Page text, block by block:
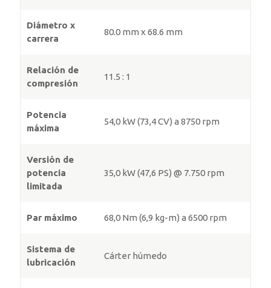
Diámetro x
carrera
80.0 mm x 68.6 mm
Relación de
compresión
11.5 : 1
Potencia
máxima
54,0 kW (73,4 CV) a 8750 rpm
Versión de
potencia
limitada
35,0 kW (47,6 PS) @ 7.750 rpm
Par máximo 68,0 Nm (6,9 kg-m) a 6500 rpm
Sistema de
lubricación
Cárter húmedo